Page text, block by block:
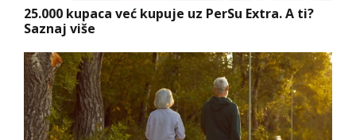
25.000 kupaca već kupuje uz PerSu Extra. A ti?
Saznaj više